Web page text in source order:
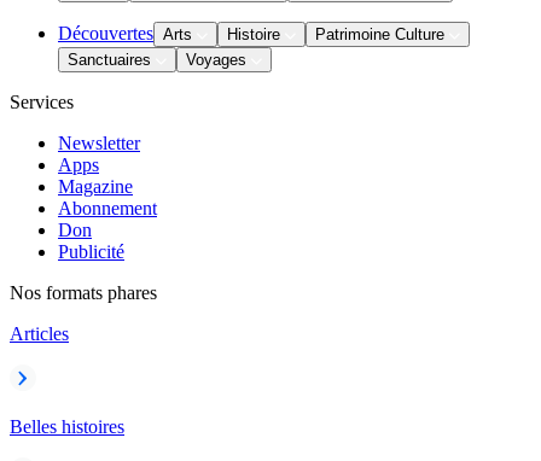
Découvertes Arts Histoire
Patrimoine Culture
Sanctuaires
Voyages
Services
Newsletter
Apps
Magazine
Abonnement
Don
Publicité
Nos formats phares
Articles
Belles histoires